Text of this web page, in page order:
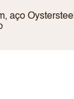
aço Oystersteel